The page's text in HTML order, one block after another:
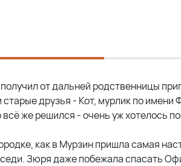
от дальней родственницы
друзья - Кот, мурлик по
же решился - очень уж хотелось
как в Мурзин пришла самая
Зюря даже побежала спасать